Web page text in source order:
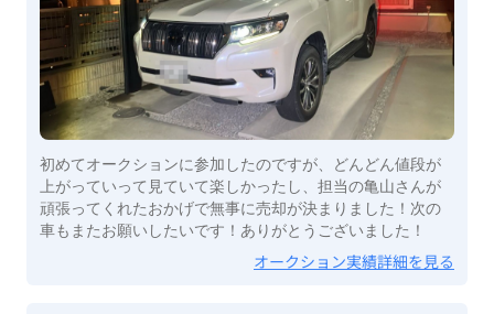
初めてオークションに参加したのですが、どんどん値段が
上がっていって見ていて楽しかったし、担当の亀山さんが
頑張ってくれたおかげで無事に売却が決まりました！次の
車もまたお願いしたいです！ありがとうございました！
オークション実績詳細を見る